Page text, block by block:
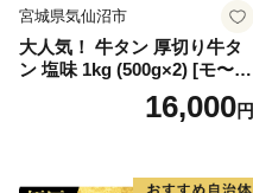
宮城県気仙沼市
大人気！ 牛タン 厚切り牛タ
ン 塩味 1kg (500g×2) [モ〜ラ
ンド 宮城県 気仙沼市 205646
60] 肉 牛肉 精肉 牛たん 牛タ
厚切り タン
16,000円